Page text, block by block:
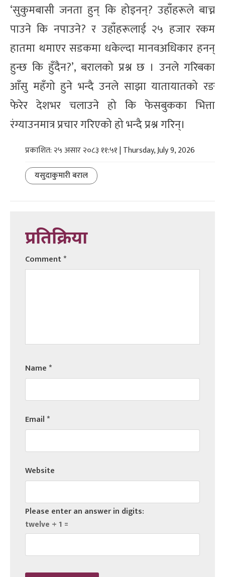
‘सुकुमबासी जनता हुन् कि होइनन्? उहाँहरूले बाच्न
पाउने कि नपाउने? र उहाँहरूलाई २५ हजार रकम
हातमा थमाएर सडकमा धकेल्दा मानवअधिकार हनन्
हुन्छ कि हुँदैन?’, बरालको प्रश्न छ । उनले गरिबका
आँसु महँगो हुने भन्दै उनले साझा यातायातको रङ
फेरेर देशभर चलाउने हो कि फेसबुकका भित्ता
रंग्याउनमात्र प्रचार गरिएको हो भन्दै प्रश्न गरिन्।
प्रकाशित: २५ असार २०८३ ११:५१ | Thursday, July 9, 2026
यसुदाकुमारी बराल
प्रतिक्रिया
Comment*
Name*
Email*
Website
Please enter an answer in digits:
twelve + 1 =